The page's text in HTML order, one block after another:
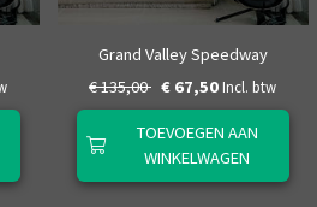
Grand Valley Speedway
€ 135,00 € 67,50 Incl. btw
TOEVOEGEN AAN
WINKELWAGEN